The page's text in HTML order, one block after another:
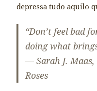
depressa tudo aquilo
“Don’t feel bad
doing what
―Sarah J.
Roses